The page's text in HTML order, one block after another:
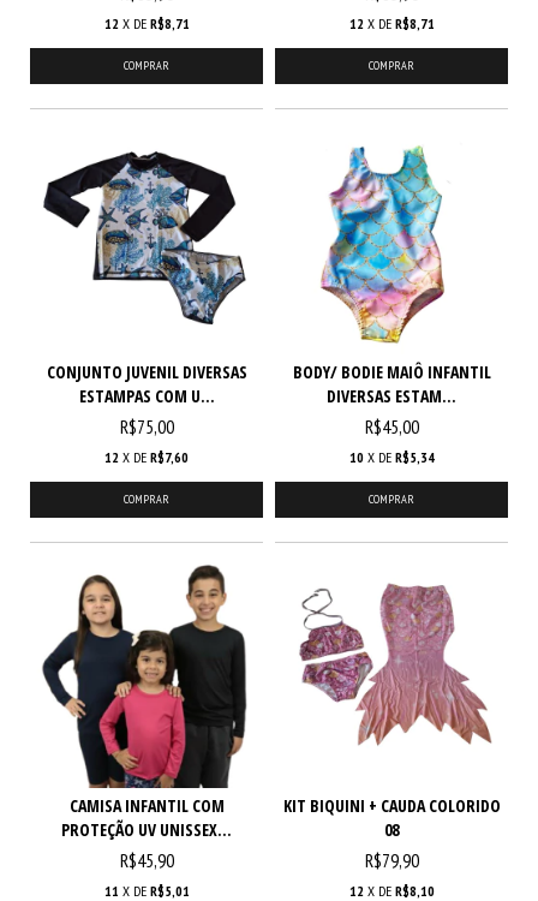
12 X DE R$8,71
COMPRAR
12 X DE R$8,71
COMPRAR
CONJUNTO JUVENIL DIVERSAS
ESTAMPAS COM U...
R$75,00
12 X DE R$7,60
COMPRAR
BODY/ BODIE MAIÔ INFANTIL
DIVERSAS ESTAM...
R$45,00
10 X DE R$5,34
COMPRAR
CAMISA INFANTIL COM
PROTEÇÃO UV UNISSEX...
R$45,90
11 X DE R$5,01
KIT BIQUINI + CAUDA COLORIDO
08
R$79,90
12 X DE R$8,10